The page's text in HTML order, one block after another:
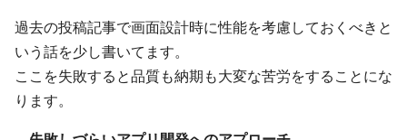
過去の投稿記事で画面設計時に性能を考慮しておくべきと
いう話を少し書いてます。
ここを失敗すると品質も納期も大変な苦労をすることにな
ります。